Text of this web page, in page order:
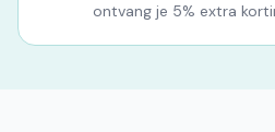
ontvang je 5% extra